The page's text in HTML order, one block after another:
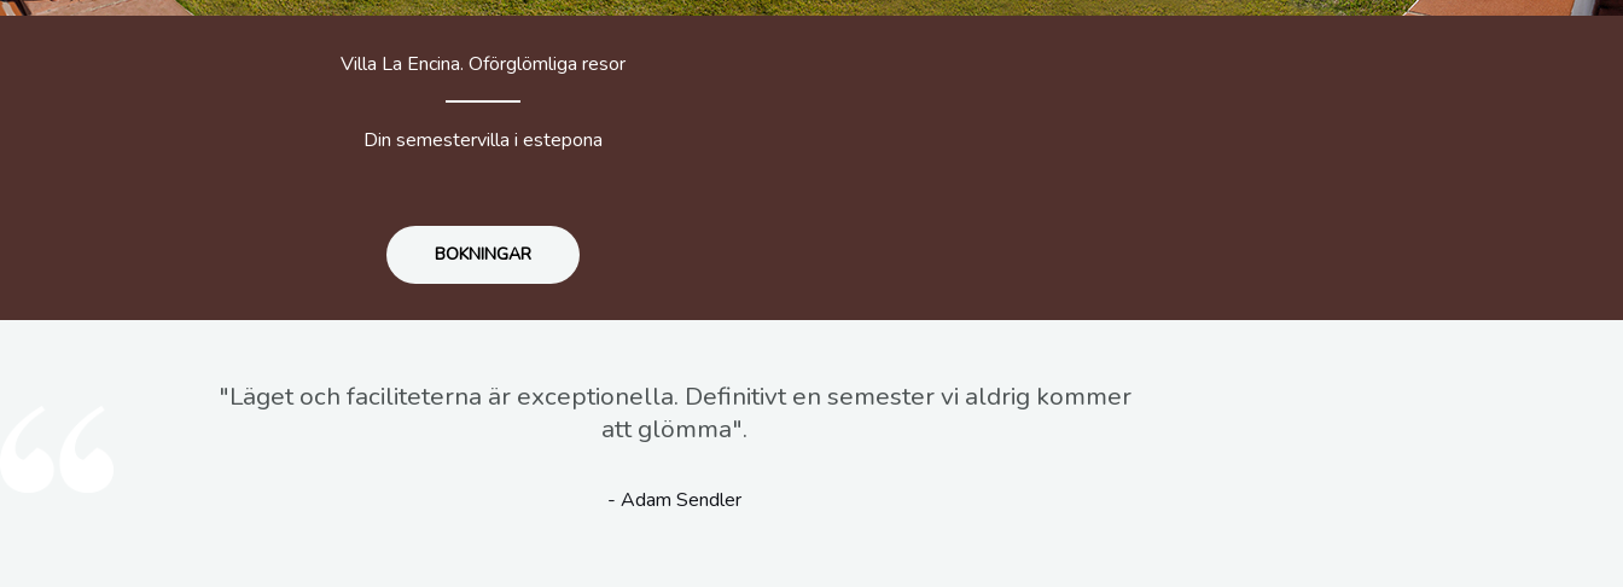
Villa La Encina. Oförglömliga resor
Din semestervilla i estepona
BOKNINGAR
"Läget och faciliteterna är exceptionella. Definitivt en semester vi aldrig kommer
att glömma".
- Adam Sendler